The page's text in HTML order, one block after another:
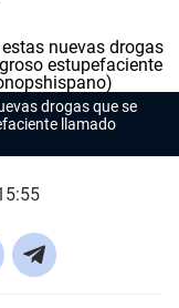
drogas que se
llamado